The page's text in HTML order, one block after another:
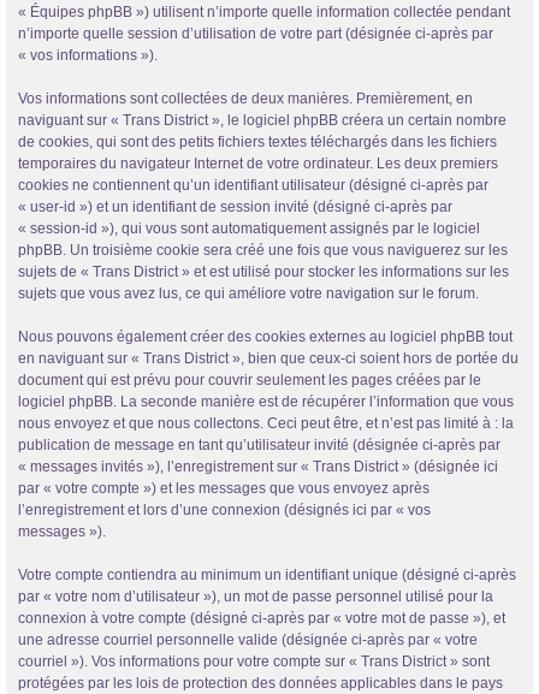
« Équipes phpBB ») utilisent n’importe quelle information collectée pendant
n’importe quelle session d’utilisation de votre part (désignée ci-après par
« vos informations »).
Vos informations sont collectées de deux manières. Premièrement, en
naviguant sur « Trans District », le logiciel phpBB créera un certain nombre
de cookies, qui sont des petits fichiers textes téléchargés dans les fichiers
temporaires du navigateur Internet de votre ordinateur. Les deux premiers
cookies ne contiennent qu’un identifiant utilisateur (désigné ci-après par
« user-id ») et un identifiant de session invité (désigné ci-après par
« session-id »), qui vous sont automatiquement assignés par le logiciel
phpBB. Un troisième cookie sera créé une fois que vous naviguerez sur les
sujets de « Trans District » et est utilisé pour stocker les informations sur les
sujets que vous avez lus, ce qui améliore votre navigation sur le forum.
Nous pouvons également créer des cookies externes au logiciel phpBB tout
en naviguant sur « Trans District », bien que ceux-ci soient hors de portée du
document qui est prévu pour couvrir seulement les pages créées par le
logiciel phpBB. La seconde manière est de récupérer l’information que vous
nous envoyez et que nous collectons. Ceci peut être, et n’est pas limité à : la
publication de message en tant qu’utilisateur invité (désignée ci-après par
« messages invités »), l’enregistrement sur « Trans District » (désignée ici
par « votre compte ») et les messages que vous envoyez après
l’enregistrement et lors d’une connexion (désignés ici par « vos
messages »).
Votre compte contiendra au minimum un identifiant unique (désigné ci-après
par « votre nom d’utilisateur »), un mot de passe personnel utilisé pour la
connexion à votre compte (désigné ci-après par « votre mot de passe »), et
une adresse courriel personnelle valide (désignée ci-après par « votre
courriel »). Vos informations pour votre compte sur « Trans District » sont
protégées par les lois de protection des données applicables dans le pays